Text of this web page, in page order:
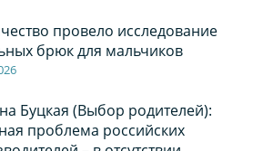
провело исследование
брюк для мальчиков
Буцкая (Выбор родителей):
проблема российских